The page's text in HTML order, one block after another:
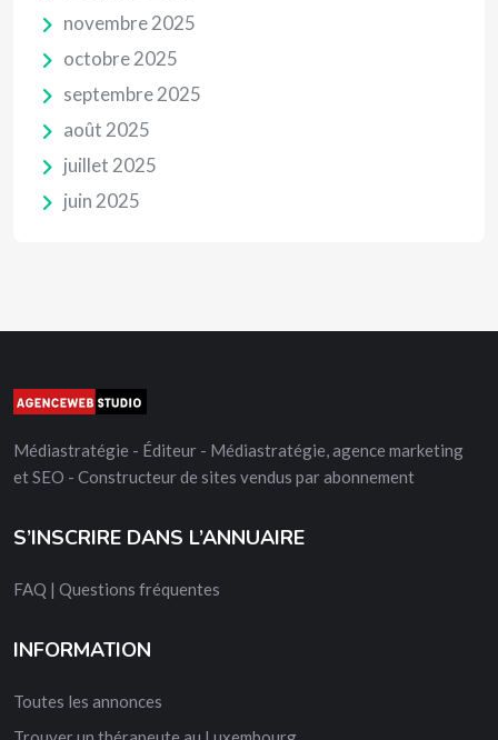
novembre 2025
octobre 2025
septembre 2025
août 2025
juillet 2025
juin 2025
Médiastratégie - Éditeur - Médiastratégie, agence marketing
et SEO - Constructeur de sites vendus par abonnement
S’INSCRIRE DANS L’ANNUAIRE
FAQ | Questions fréquentes
INFORMATION
Toutes les annonces